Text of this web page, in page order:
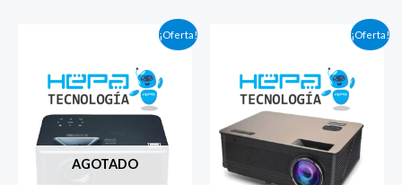
¡Oferta!
AGOTADO
¡Oferta!